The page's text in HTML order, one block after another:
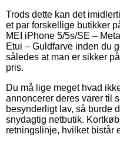
Trods dette kan det
et par forskellige butikker
MEI iPhone 5/5s/SE –
Etui – Guldfarve inden du
således at man er sikker
pris.
Du må lige meget hvad
annoncerer deres varer til
besynderligt lav, så burde
snydagtig netbutik.
retningslinje, hvilket bistår